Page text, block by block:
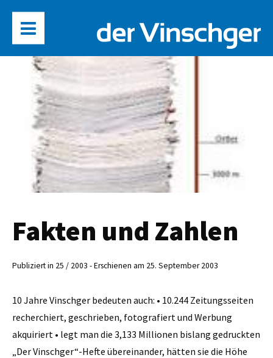
Fakten und Zahlen
Publiziert in 25 / 2003 - Erschienen am 25. September 2003
10 Jahre Vinschger bedeuten auch: • 10.244 Zeitungsseiten
recherchiert, geschrieben, fotografiert und Werbung
akquiriert • legt man die 3,133 Millionen bislang gedruckten
„Der Vinschger“-Hefte übereinander, hätten sie die Höhe